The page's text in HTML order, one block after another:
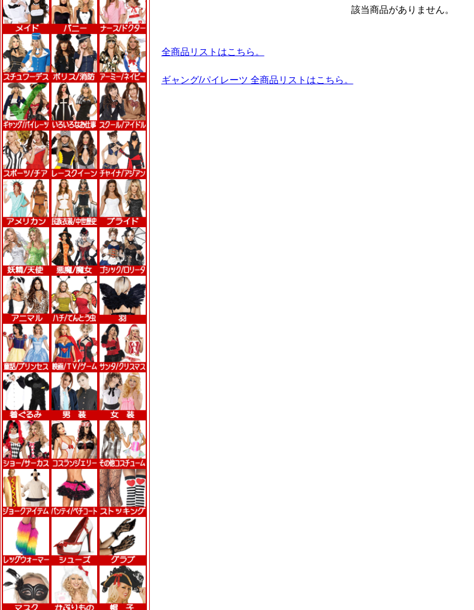
該当商品がありません。
全商品リストはこちら。
ギャング/パイレーツ 全商品リストはこちら。